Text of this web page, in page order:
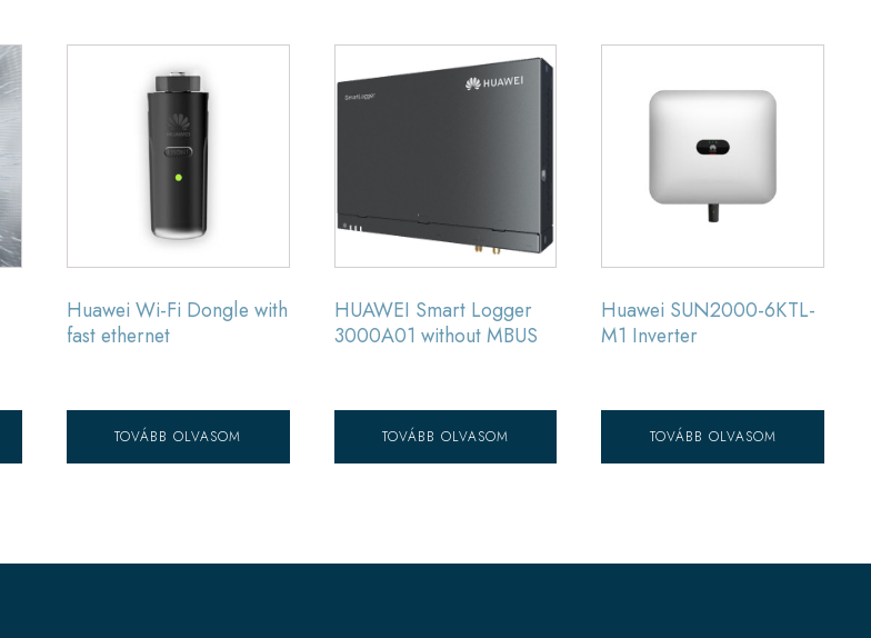
Huawei Wi-Fi Dongle with
fast ethernet
TOVÁBB OLVASOM
HUAWEI Smart Logger
3000A01 without MBUS
TOVÁBB OLVASOM
Huawei SUN2000-6KTL-
M1 Inverter
TOVÁBB OLVASOM